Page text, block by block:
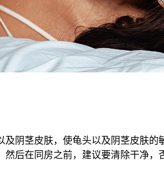
阴茎皮肤，使龟头以及阴茎皮肤
后在同房之前，建议要清除干净，